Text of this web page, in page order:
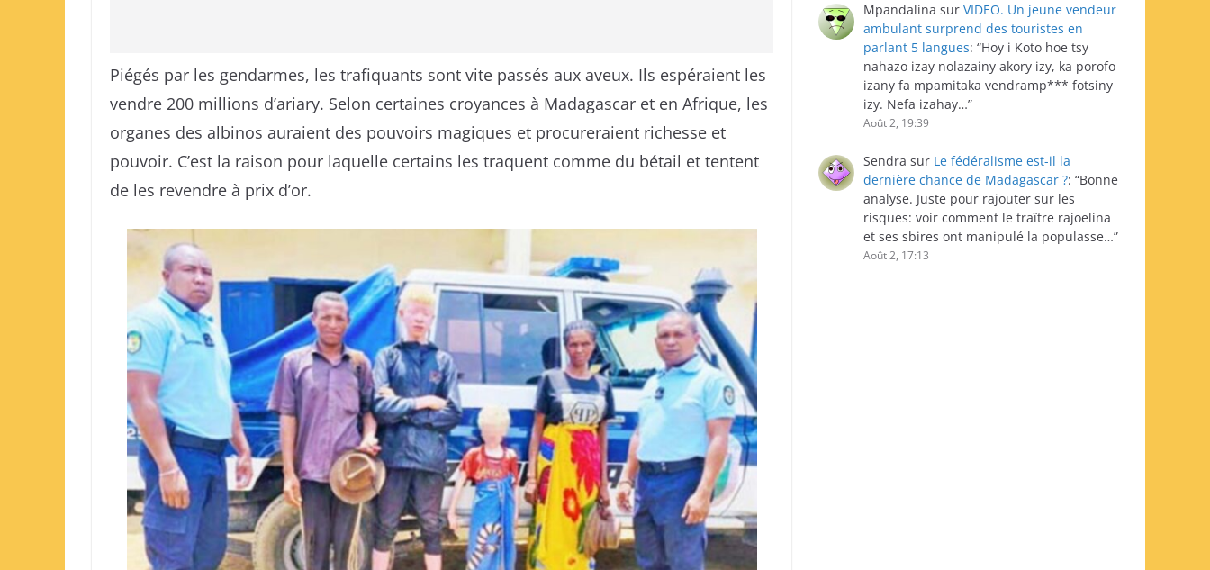
Piégés par les gendarmes, les trafiquants sont vite passés aux aveux. Ils espéraient les
vendre 200 millions d’ariary. Selon certaines croyances à Madagascar et en Afrique, les
organes des albinos auraient des pouvoirs magiques et procureraient richesse et
pouvoir. C’est la raison pour laquelle certains les traquent comme du bétail et tentent
de les revendre à prix d’or.
Mpandalina sur VIDEO. Un jeune vendeur
ambulant surprend des touristes en
parlant 5 langues: “Hoy i Koto hoe tsy
nahazo izay nolazainy akory izy, ka porofo
izany fa mpamitaka vendramp*** fotsiny
izy. Nefa izahay…”
Août 2, 19:39
Sendra sur Le fédéralisme est-il la
dernière chance de Madagascar ?: “Bonne
analyse. Juste pour rajouter sur les
risques: voir comment le traître rajoelina
et ses sbires ont manipulé la populasse…”
Août 2, 17:13